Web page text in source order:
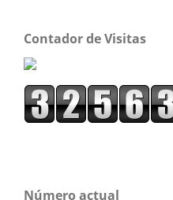
Contador de Visitas
Número actual